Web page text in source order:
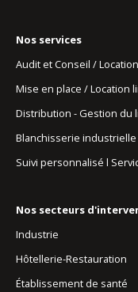
Nos services
Audit et Conseil /
Mise en place / Location
Distribution - Gestion du
Blanchisserie
Suivi personnalisé l
Nos secteurs
Industrie
Hôtellerie-Restauration
Établissement de santé